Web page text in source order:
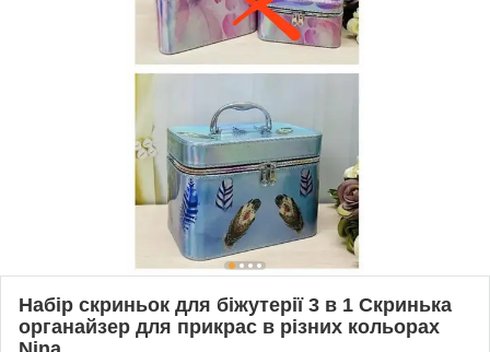
Набір скриньок для біжутерії 3 в 1 Скринька
органайзер для прикрас в різних кольорах